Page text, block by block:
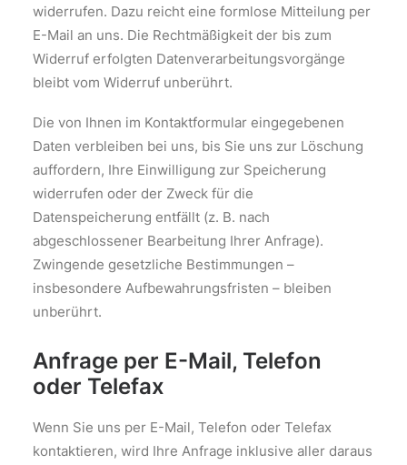
widerrufen. Dazu reicht eine formlose Mitteilung per
E-Mail an uns. Die Rechtmäßigkeit der bis zum
Widerruf erfolgten Datenverarbeitungsvorgänge
bleibt vom Widerruf unberührt.
Die von Ihnen im Kontaktformular eingegebenen
Daten verbleiben bei uns, bis Sie uns zur Löschung
auffordern, Ihre Einwilligung zur Speicherung
widerrufen oder der Zweck für die
Datenspeicherung entfällt (z. B. nach
abgeschlossener Bearbeitung Ihrer Anfrage).
Zwingende gesetzliche Bestimmungen –
insbesondere Aufbewahrungsfristen – bleiben
unberührt.
Anfrage per E-Mail, Telefon
oder Telefax
Wenn Sie uns per E-Mail, Telefon oder Telefax
kontaktieren, wird Ihre Anfrage inklusive aller daraus